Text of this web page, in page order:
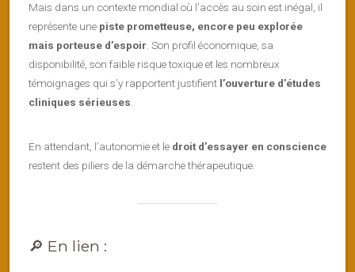
Mais dans un contexte mondial où l’accès au soin est inégal, il
représente une piste prometteuse, encore peu explorée
mais porteuse d’espoir . Son profil économique, sa
disponibilité, son faible risque toxique et les nombreux
témoignages qui s’y rapportent justifient l’ouverture d’études
cliniques sérieuses
En attendant, l’autonomie et le droit d’essayer en conscience
restent des piliers de la démarche thérapeutique.
🔎 En lien :